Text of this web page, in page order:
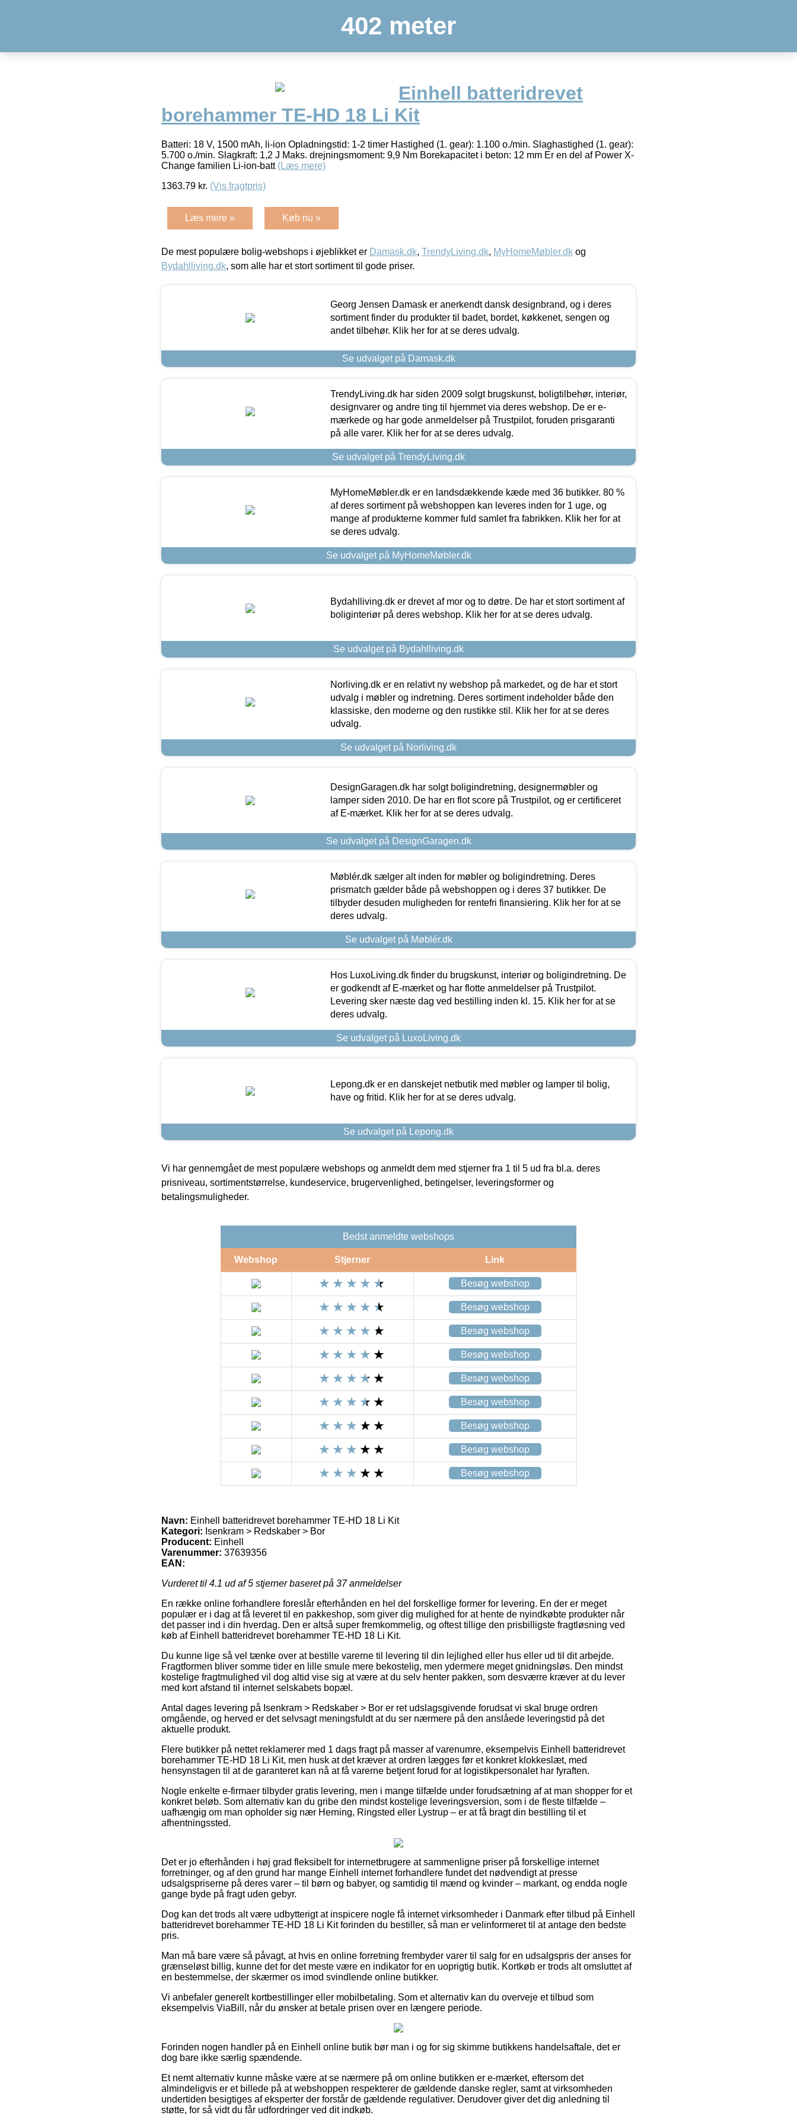
402 meter
Einhell batteridrevet
borehammer TE-HD 18 Li Kit
Batteri: 18 V, 1500 mAh, li-ion Opladningstid: 1-2 timer Hastighed (1. gear): 1.100 o./min. Slaghastighed (1. gear):
5.700 o./min. Slagkraft: 1,2 J Maks. drejningsmoment: 9,9 Nm Borekapacitet i beton: 12 mm Er en del af Power X-
Change familien Li-ion-batt (Læs mere)
1363.79 kr. (Vis fragtpris)
Læs mere » Køb nu »
De mest populære bolig-webshops i øjeblikket er Damask.dk, TrendyLiving.dk, MyHomeMøbler.dk og
Bydahlliving.dk, som alle har et stort sortiment til gode priser.
Georg Jensen Damask er anerkendt dansk designbrand, og i deres
sortiment finder du produkter til badet, bordet, køkkenet, sengen og
andet tilbehør. Klik her for at se deres udvalg.
Se udvalget på Damask.dk
TrendyLiving.dk har siden 2009 solgt brugskunst, boligtilbehør, interiør,
designvarer og andre ting til hjemmet via deres webshop. De er e-
mærkede og har gode anmeldelser på Trustpilot, foruden prisgaranti
på alle varer. Klik her for at se deres udvalg.
Se udvalget på TrendyLiving.dk
MyHomeMøbler.dk er en landsdækkende kæde med 36 butikker. 80 %
af deres sortiment på webshoppen kan leveres inden for 1 uge, og
mange af produkterne kommer fuld samlet fra fabrikken. Klik her for at
se deres udvalg.
Se udvalget på MyHomeMøbler.dk
Bydahlliving.dk er drevet af mor og to døtre. De har et stort sortiment af
boliginteriør på deres webshop. Klik her for at se deres udvalg.
Se udvalget på Bydahlliving.dk
Norliving.dk er en relativt ny webshop på markedet, og de har et stort
udvalg i møbler og indretning. Deres sortiment indeholder både den
klassiske, den moderne og den rustikke stil. Klik her for at se deres
udvalg.
Se udvalget på Norliving.dk
DesignGaragen.dk har solgt boligindretning, designermøbler og
lamper siden 2010. De har en flot score på Trustpilot, og er certificeret
af E-mærket. Klik her for at se deres udvalg.
Se udvalget på DesignGaragen.dk
Møblér.dk sælger alt inden for møbler og boligindretning. Deres
prismatch gælder både på webshoppen og i deres 37 butikker. De
tilbyder desuden muligheden for rentefri finansiering. Klik her for at se
deres udvalg.
Se udvalget på Møblér.dk
Hos LuxoLiving.dk finder du brugskunst, interiør og boligindretning. De
er godkendt af E-mærket og har flotte anmeldelser på Trustpilot.
Levering sker næste dag ved bestilling inden kl. 15. Klik her for at se
deres udvalg.
Se udvalget på LuxoLiving.dk
Lepong.dk er en danskejet netbutik med møbler og lamper til bolig,
have og fritid. Klik her for at se deres udvalg.
Se udvalget på Lepong.dk
Vi har gennemgået de mest populære webshops og anmeldt dem med stjerner fra 1 til 5 ud fra bl.a. deres
prisniveau, sortimentstørrelse, kundeservice, brugervenlighed, betingelser, leveringsformer og
betalingsmuligheder.
Bedst anmeldte webshops
Webshop Stjerner Link
Besøg webshop
Besøg webshop
Besøg webshop
Besøg webshop
Besøg webshop
Besøg webshop
Besøg webshop
Besøg webshop
Besøg webshop
Navn: Einhell batteridrevet borehammer TE-HD 18 Li Kit
Kategori: Isenkram > Redskaber > Bor
Producent: Einhell
Varenummer: 37639356
EAN:
Vurderet til 4.1 ud af 5 stjerner baseret på 37anmeldelser
En række online forhandlere foreslår efterhånden en hel del forskellige former for levering. En der er meget
populær er i dag at få leveret til en pakkeshop, som giver dig mulighed for at hente de nyindkøbte produkter når
det passer ind i din hverdag. Den er altså super fremkommelig, og oftest tillige den prisbilligste fragtløsning ved
køb af Einhell batteridrevet borehammer TE-HD 18 Li Kit.
Du kunne lige så vel tænke over at bestille varerne til levering til din lejlighed eller hus eller ud til dit arbejde.
Fragtformen bliver somme tider en lille smule mere bekostelig, men ydermere meget gnidningsløs. Den mindst
kostelige fragtmulighed vil dog altid vise sig at være at du selv henter pakken, som desværre kræver at du lever
med kort afstand til internet selskabets bopæl.
Antal dages levering på Isenkram > Redskaber > Bor er ret udslagsgivende forudsat vi skal bruge ordren
omgående, og herved er det selvsagt meningsfuldt at du ser nærmere på den anslåede leveringstid på det
aktuelle produkt.
Flere butikker på nettet reklamerer med 1 dags fragt på masser af varenumre, eksempelvis Einhell batteridrevet
borehammer TE-HD 18 Li Kit, men husk at det kræver at ordren lægges før et konkret klokkeslæt, med
hensynstagen til at de garanteret kan nå at få varerne betjent forud for at logistikpersonalet har fyraften.
Nogle enkelte e-firmaer tilbyder gratis levering, men i mange tilfælde under forudsætning af at man shopper for et
konkret beløb. Som alternativ kan du gribe den mindst kostelige leveringsversion, som i de fleste tilfælde –
uafhængig om man opholder sig nær Herning, Ringsted eller Lystrup – er at få bragt din bestilling til et
afhentningssted.
Det er jo efterhånden i høj grad fleksibelt for internetbrugere at sammenligne priser på forskellige internet
forretninger, og af den grund har mange Einhell internet forhandlere fundet det nødvendigt at presse
udsalgspriserne på deres varer – til børn og babyer, og samtidig til mænd og kvinder – markant, og endda nogle
gange byde på fragt uden gebyr.
Dog kan det trods alt være udbytterigt at inspicere nogle få internet virksomheder i Danmark efter tilbud på Einhell
batteridrevet borehammer TE-HD 18 Li Kit forinden du bestiller, så man er velinformeret til at antage den bedste
pris.
Man må bare være så påvagt, at hvis en online forretning frembyder varer til salg for en udsalgspris der anses for
grænseløst billig, kunne det for det meste være en indikator for en uoprigtig butik. Kortkøb er trods alt omsluttet af
en bestemmelse, der skærmer os imod svindlende online butikker.
Vi anbefaler generelt kortbestillinger eller mobilbetaling. Som et alternativ kan du overveje et tilbud som
eksempelvis ViaBill, når du ønsker at betale prisen over en længere periode.
Forinden nogen handler på en Einhell online butik bør man i og for sig skimme butikkens handelsaftale, det er
dog bare ikke særlig spændende.
Et nemt alternativ kunne måske være at se nærmere på om online butikken er e-mærket, eftersom det
almindeligvis er et billede på at webshoppen respekterer de gældende danske regler, samt at virksomheden
undertiden besigtiges af eksperter der forstår de gældende regulativer. Derudover giver det dig anledning til
støtte, for så vidt du får udfordringer ved dit indkøb.